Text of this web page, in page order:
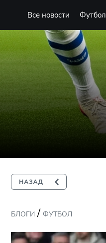
Все новости Футбол
Остальное
БЛОГИ / ФУТБОЛ